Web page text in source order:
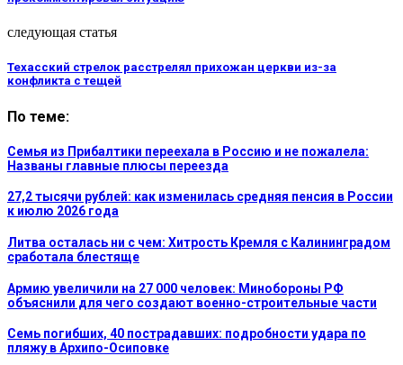
следующая статья
Техасский стрелок расстрелял прихожан церкви из-за
конфликта с тещей
По теме:
Семья из Прибалтики переехала в Россию и не пожалела:
Названы главные плюсы переезда
27,2 тысячи рублей: как изменилась средняя пенсия в России
к июлю 2026 года
Литва осталась ни с чем: Хитрость Кремля с Калининградом
сработала блестяще
Армию увеличили на 27 000 человек: Минобороны РФ
объяснили для чего создают военно-строительные части
Семь погибших, 40 пострадавших: подробности удара по
пляжу в Архипо-Осиповке